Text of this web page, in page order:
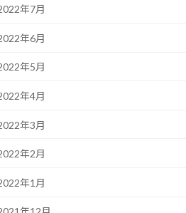
年7月
年6月
年5月
年4月
年3月
年2月
年1月